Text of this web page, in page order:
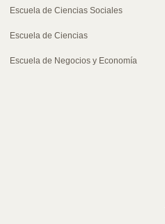
Escuela de Ciencias Sociales
Escuela de Ciencias
Escuela de Negocios y Economía